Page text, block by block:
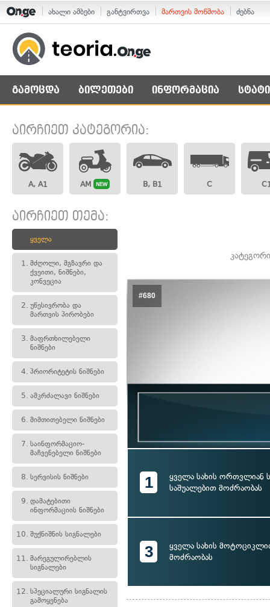
ახალი ამბები განტვირთვა მართვის მოწმობა ძებნა
გამოცდა ბილეთები ინფორმაცია
აირჩიეთ კატეგორია:
A, A1 AM NEW B, B1 C
აირჩიეთ თემა:
ყველა
1. მძღოლი, მგზავრი და
ქვეითი, ნიშნები,
კონვეცია
2. უწესივრობა და
მართვის პირობები
3. მაფრთხილებელი
ნიშნები
4. პრიორიტეტის ნიშნები
5. ამკრძალავი ნიშნები
6. მიმთითებელი ნიშნები
7. საინფორმაციო-
მაჩვენებელი ნიშნები
8. სერვისის ნიშნები
9. დამატებითი
ინფორმაციის ნიშნები
10. შუქნიშნის სიგნალები
11. მარეგულირებლის
სიგნალები
12. სპეციალური სიგნალის
გამოყენება
#680
1
ყველა სახის ორთვლიან
საშუალებით მოძრაობას
3
ყველა სახის
მოძრაობას